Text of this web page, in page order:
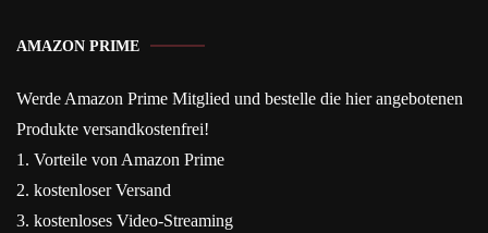
AMAZON PRIME
Werde Amazon Prime Mitglied und bestelle die hier angebotenen
Produkte versandkostenfrei!
1. Vorteile von Amazon Prime
2. kostenloser Versand
3. kostenloses Video-Streaming